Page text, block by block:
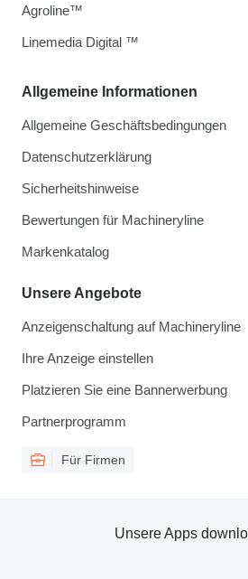
Allgemeine Informationen
Allgemeine Geschäftsbedingungen
Datenschutzerklärung
Sicherheitshinweise
Bewertungen für Machineryline
Markenkatalog
Unsere Angebote
Anzeigenschaltung auf Machineryline
Ihre Anzeige einstellen
Platzieren Sie eine Bannerwerbung
Partnerprogramm
Für Firmen
Agroline™
Linemedia Digital ™
Unsere Apps